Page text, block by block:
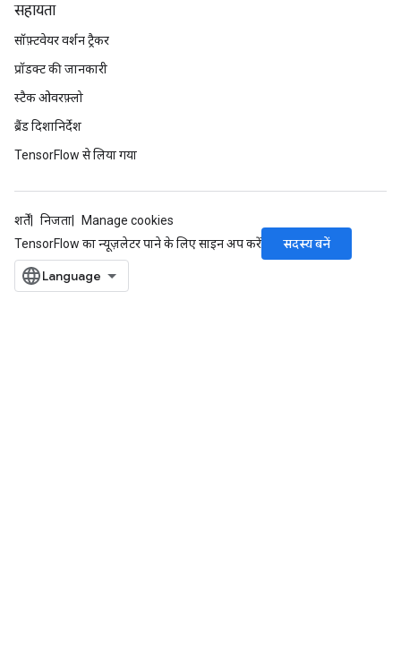
सहायता
सॉफ़्टवेयर वर्शन ट्रैकर
प्रॉडक्ट की जानकारी
स्टैक ओवरफ़्लो
ब्रैंड दिशानिर्देश
TensorFlow से लिया गया
शर्तें निजता
Manage cookies
TensorFlow का न्यूज़लेटर पाने के लिए साइन अप करें
सदस्य बनें